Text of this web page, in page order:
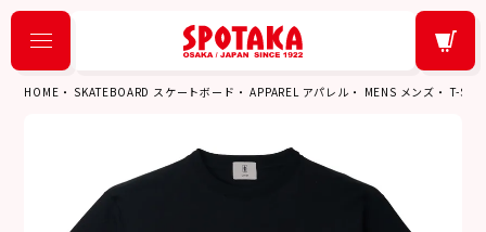
HOME SKATEBOARD スケートボード APPAREL アパレル MENS メンズ T-